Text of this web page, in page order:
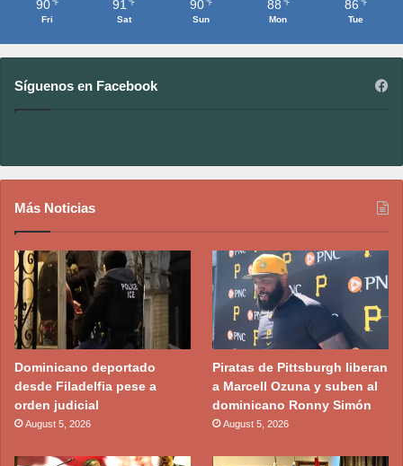
90 ℉
Fri
91 ℉
Sat
90 ℉
Sun
88 ℉
Mon
86 ℉
Tue
Síguenos en Facebook
Más Noticias
Dominicano deportado
desde Filadelfia pese a
orden judicial
August 5, 2026
Piratas de Pittsburgh liberan
a Marcell Ozuna y suben al
dominicano Ronny Simón
August 5, 2026